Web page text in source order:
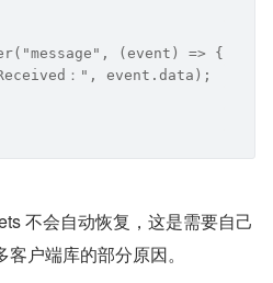
(event) => {
：", event.data);
不会自动恢复，这是需要自己
户端库的部分原因。